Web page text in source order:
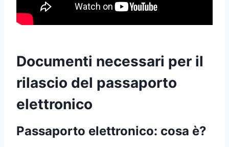
Documenti necessari per il
rilascio del passaporto
elettronico
Passaporto elettronico: cosa è?